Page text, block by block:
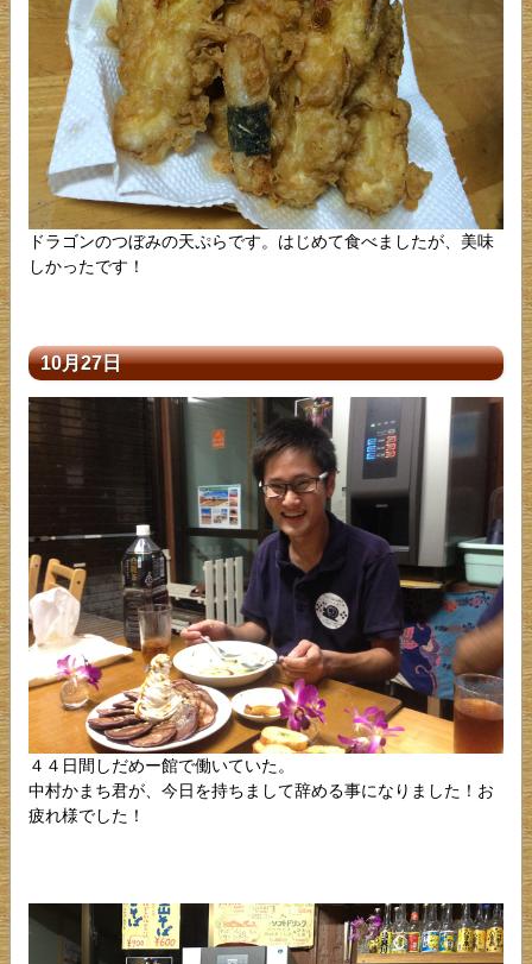
ドラゴンのつぼみの天ぷらです。はじめて食べましたが、美味
しかったです！
10月27日
４４日間しだめー館で働いていた。
中村かまち君が、今日を持ちまして辞める事になりました！お
疲れ様でした！